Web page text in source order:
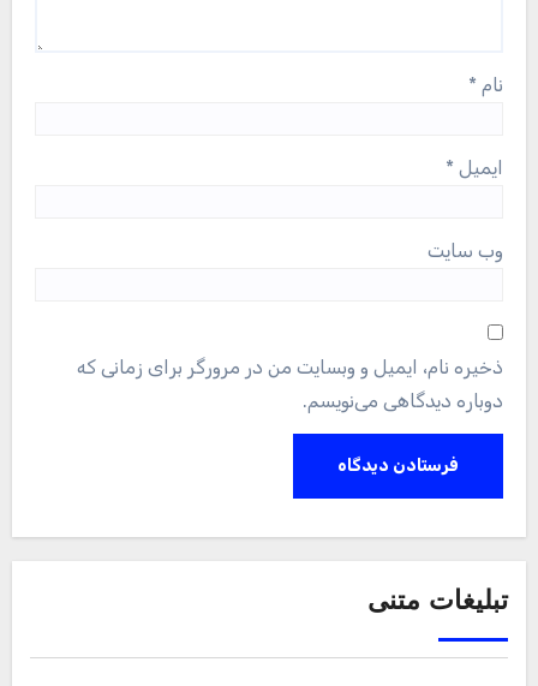
نام *
ایمیل *
وب‌ سایت
ذخیره نام، ایمیل و وبسایت من در مرورگر برای زمانی که
دوباره دیدگاهی می‌نویسم.
تبلیغات متنی